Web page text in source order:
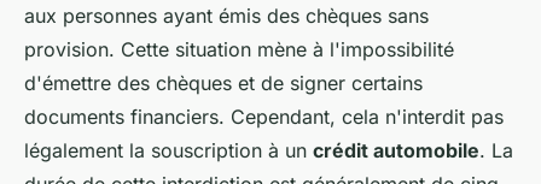
aux personnes ayant émis des chèques sans
provision. Cette situation mène à l'impossibilité
d'émettre des chèques et de signer certains
documents financiers. Cependant, cela n'interdit pas
légalement la souscription à un crédit automobile. La